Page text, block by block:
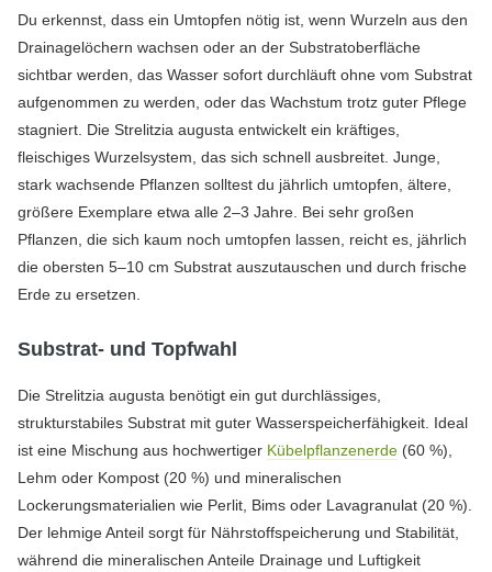
Du erkennst, dass ein Umtopfen nötig ist, wenn Wurzeln aus den
Drainagelöchern wachsen oder an der Substratoberfläche
sichtbar werden, das Wasser sofort durchläuft ohne vom Substrat
aufgenommen zu werden, oder das Wachstum trotz guter Pflege
stagniert. Die Strelitzia augusta entwickelt ein kräftiges,
fleischiges Wurzelsystem, das sich schnell ausbreitet. Junge,
stark wachsende Pflanzen solltest du jährlich umtopfen, ältere,
größere Exemplare etwa alle 2–3 Jahre. Bei sehr großen
Pflanzen, die sich kaum noch umtopfen lassen, reicht es, jährlich
die obersten 5–10 cm Substrat auszutauschen und durch frische
Erde zu ersetzen.
Substrat- und Topfwahl
Die Strelitzia augusta benötigt ein gut durchlässiges,
strukturstabiles Substrat mit guter Wasserspeicherfähigkeit. Ideal
ist eine Mischung aus hochwertiger Kübelpflanzenerde (60 %),
Lehm oder Kompost (20 %) und mineralischen
Lockerungsmaterialien wie Perlit, Bims oder Lavagranulat (20 %).
Der lehmige Anteil sorgt für Nährstoffspeicherung und Stabilität,
während die mineralischen Anteile Drainage und Luftigkeit